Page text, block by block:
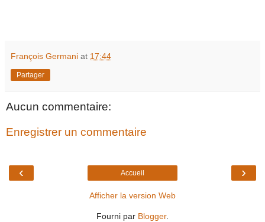
François Germani at 17:44
Partager
Aucun commentaire:
Enregistrer un commentaire
‹ ›
Accueil
Afficher la version Web
Fourni par Blogger.